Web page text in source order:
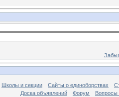
Школы и секции Сайты о единоборствах
Доска объявлений
Форум Вопросы